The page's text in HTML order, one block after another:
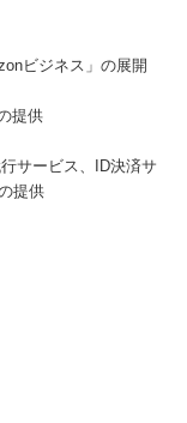
ビジネス」の展開
提供
サービス、ID決済サ
提供